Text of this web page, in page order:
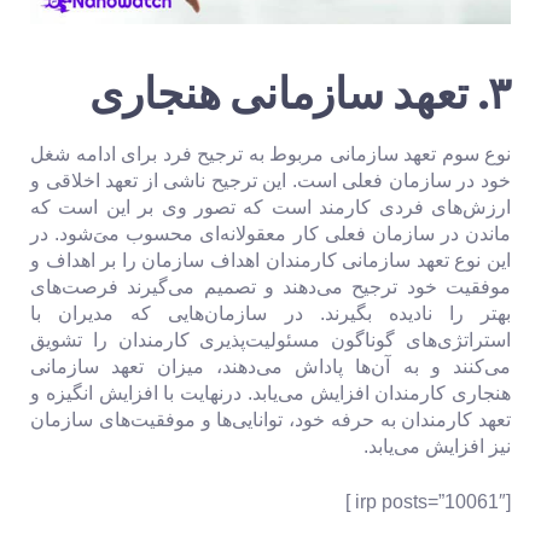
۳. تعهد سازمانی هنجاری
نوع سوم تعهد سازمانی مربوط به ترجیح فرد برای ادامه شغل
خود در سازمان فعلی است. این ترجیح ناشی از تعهد اخلاقی و
ارزش‌های فردی کارمند است که تصور وی بر این است که
ماندن در سازمان فعلی کار معقولانه‌ای محسوب می‌َشود. در
این نوع تعهد سازمانی کارمندان اهداف سازمان را بر اهداف و
موفقیت خود ترجیح می‌دهند و تصمیم می‌گیرند فرصت‌های
بهتر را نادیده بگیرند. در سازمان‌هایی که مدیران با
استراتژی‌های گوناگون مسئولیت‌پذیری کارمندان را تشویق
می‌کنند و به آن‌ها پاداش می‌دهند، میزان تعهد سازمانی
هنجاری کارمندان افزایش می‌یابد. درنهایت با افزایش انگیزه و
تعهد کارمندان به حرفه خود، توانایی‌ها و موفقیت‌های سازمان
نیز افزایش می‌یابد.
[irp posts=”10061″ ]